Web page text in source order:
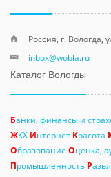
Россия, г. Вологда,
inbox@wobla.ru
Каталог Вологды
Банки, финансы и
ЖКХ Интернет Красота
Образование Оценка,
Промышленность Р